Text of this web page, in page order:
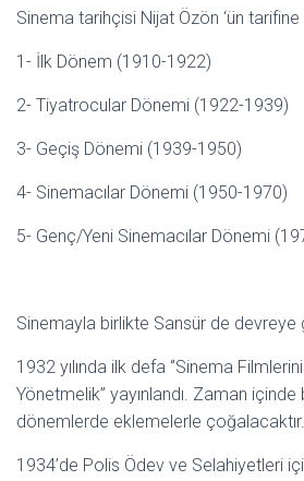
Sinema tarihçisi Nijat Özön ‘ün
1- İlk Dönem (1910-1922)
2- Tiyatrocular Dönemi (1922-1939)
3- Geçiş Dönemi (1939-1950)
4- Sinemacılar Dönemi (1950-1970)
5- Genç/Yeni Sinemacılar Dönemi
Sinemayla birlikte Sansür de devreye
1932 yılında ilk defa ‘’Sinema
Yönetmelik’’ yayınlandı. Zaman
dönemlerde eklemelerle çoğalacaktır.
1934’de Polis Ödev ve Selahiyetleri